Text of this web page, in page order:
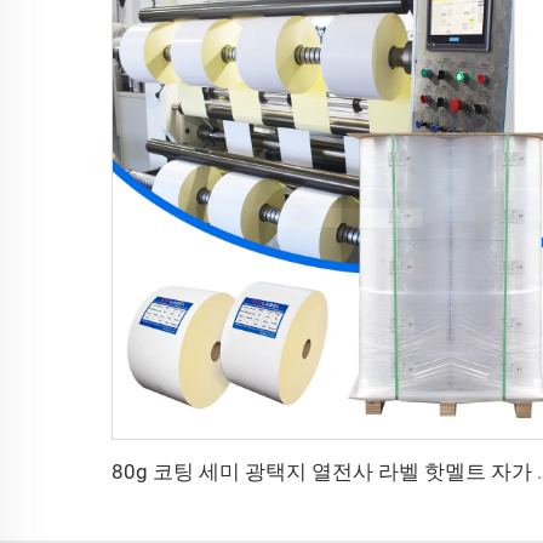
80g 코팅 세미 광택지